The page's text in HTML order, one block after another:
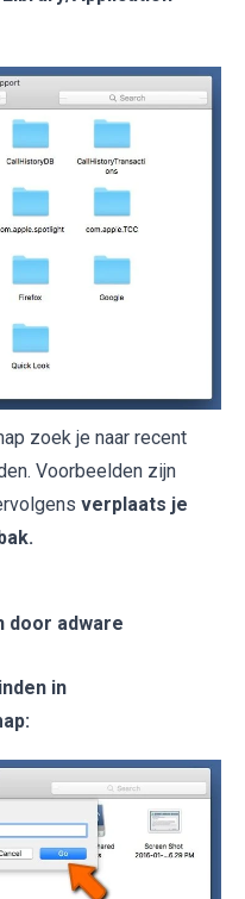
zoek je naar recent
Voorbeelden zijn
verplaats je
door adware
in